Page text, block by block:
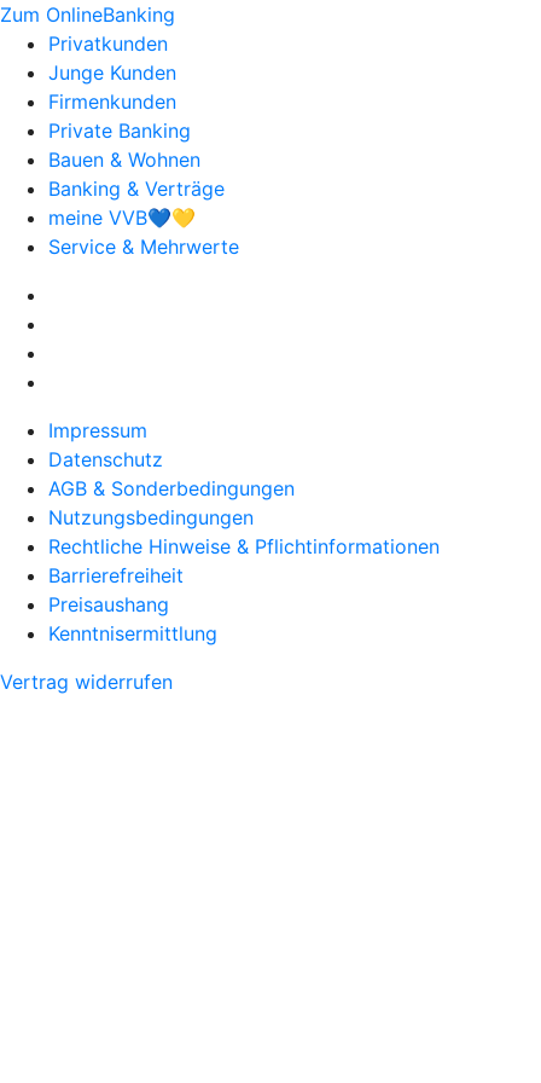
Zum OnlineBanking
Privatkunden
Junge Kunden
Firmenkunden
Private Banking
Bauen & Wohnen
Banking & Verträge
meine VVB💙💛
Service & Mehrwerte
Impressum
Datenschutz
AGB & Sonderbedingungen
Nutzungsbedingungen
Rechtliche Hinweise & Pflichtinformationen
Barrierefreiheit
Preisaushang
Kenntnisermittlung
Vertrag widerrufen